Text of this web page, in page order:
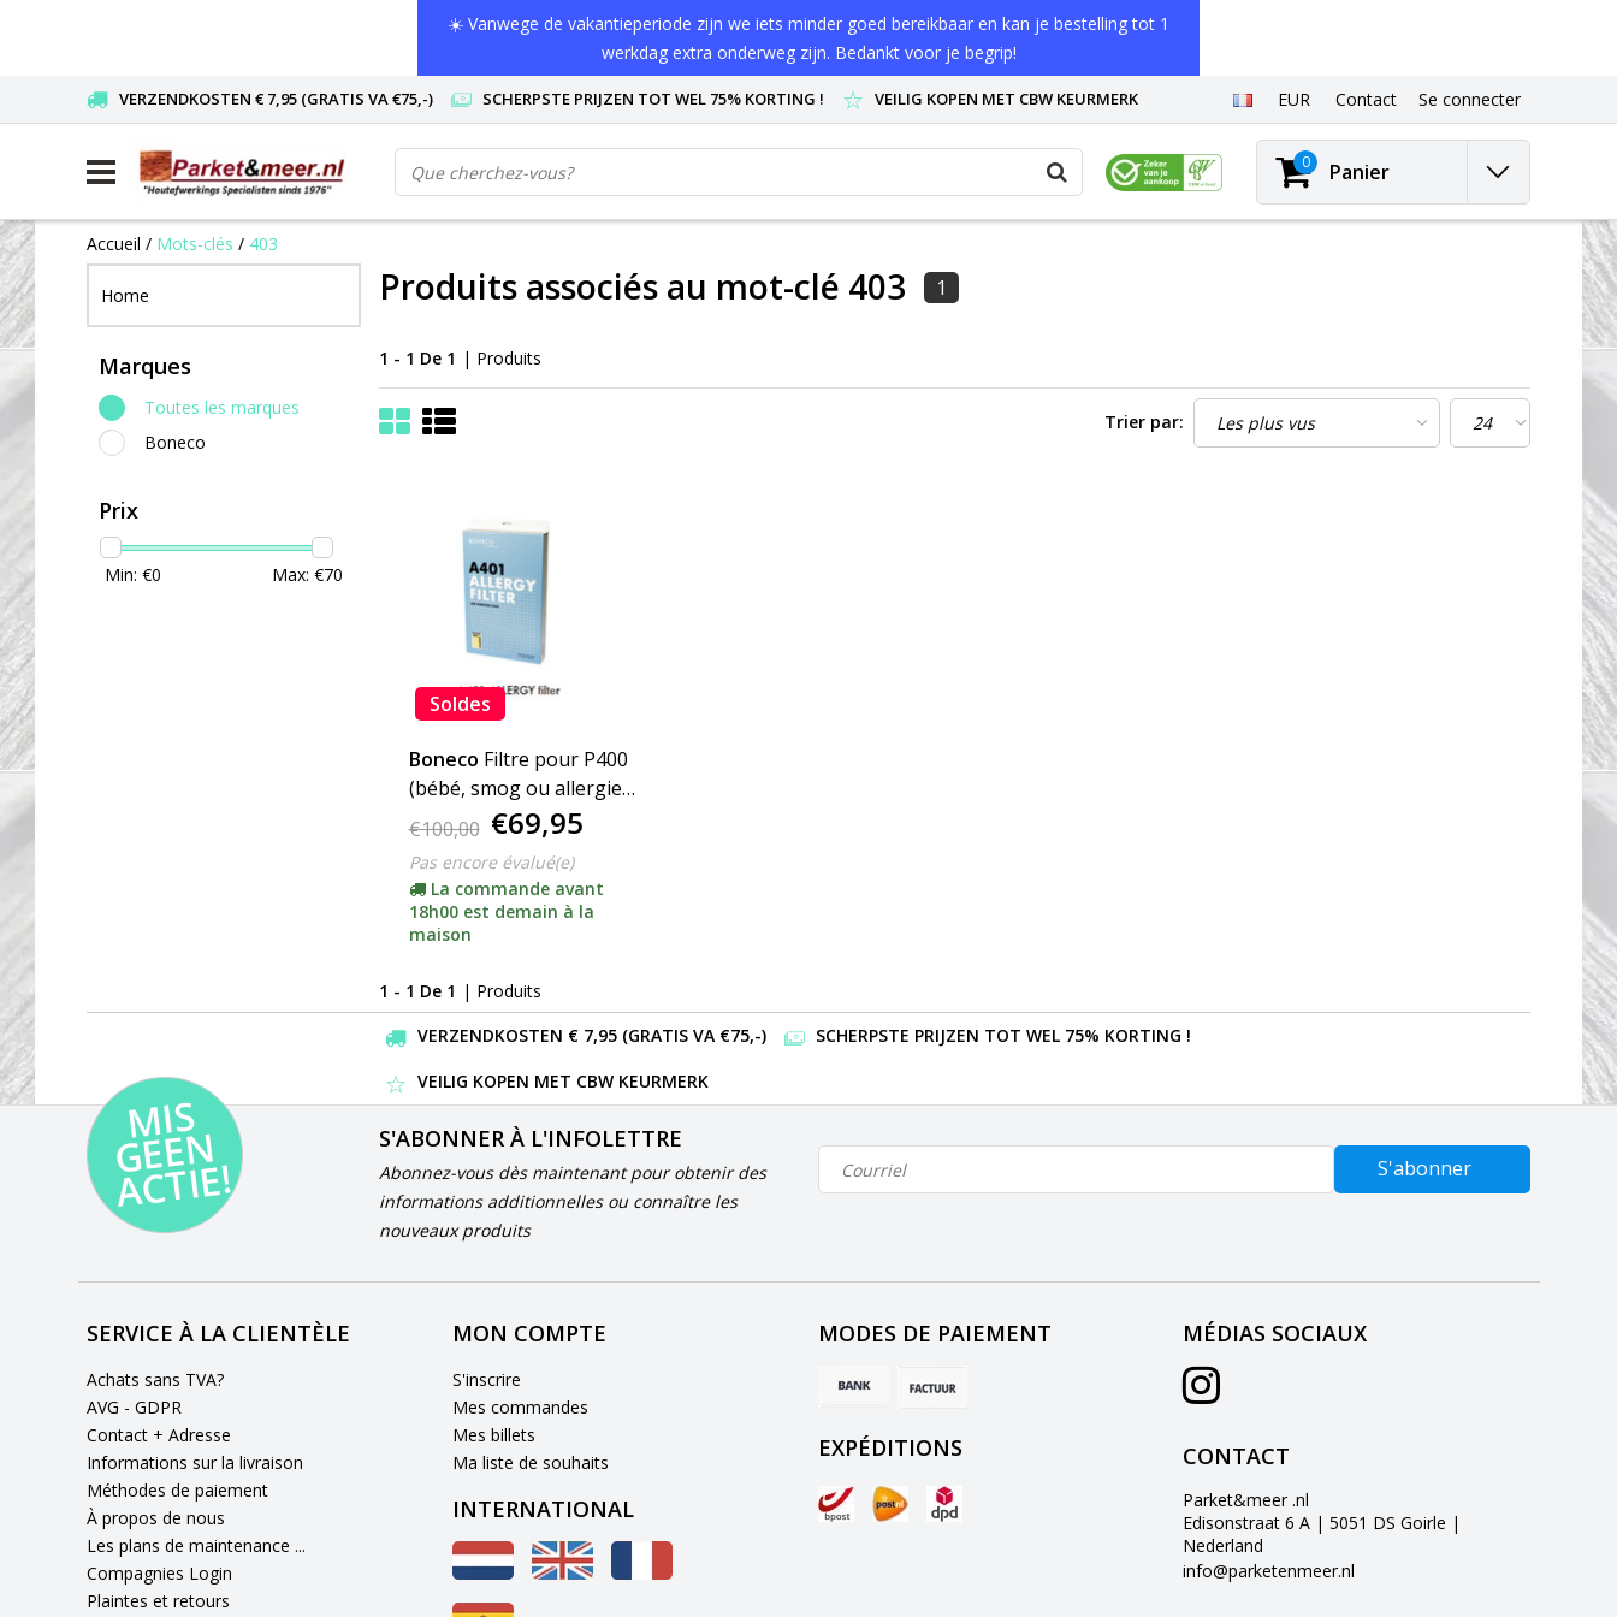
☀️ Vanwege de vakantieperiode zijn we iets minder goed bereikbaar en kan je bestelling tot 1
werkdag extra onderweg zijn. Bedankt voor je begrip!
VERZENDKOSTEN € 7,95 (GRATIS VA €75,-) SCHERPSTE PRIJZEN TOT WEL 75% KORTING ! VEILIG KOPEN MET CBW KEURMERK EUR Contact Se connecter
0 Panier
Accueil / Mots-clés / 403
Home
Marques
Toutes les marques
Boneco
Prix
Min: €0 Max: €70
Produits associés au mot-clé 403 1
1 - 1 De 1 | Produits
Trier par:
Soldes
Boneco Filtre pour P400
(bébé, smog ou allergie
A401, A402 ou A403
cliquez ici)
€100,00 €69,95
Pas encore évalué(e)
La commande avant
18h00 est demain à la
maison
1 - 1 De 1 | Produits
VERZENDKOSTEN € 7,95 (GRATIS VA €75,-)
SCHERPSTE PRIJZEN TOT WEL 75% KORTING !
VEILIG KOPEN MET CBW KEURMERK
MI
S
G
E
E
N
A
C
TI
E!
S'ABONNER À L'INFOLETTRE
Abonnez-vous dès maintenant pour obtenir des
informations additionnelles ou connaître les
nouveaux produits
S'abonner
SERVICE À LA CLIENTÈLE
Achats sans TVA?
AVG - GDPR
Contact + Adresse
Informations sur la livraison
Méthodes de paiement
À propos de nous
Les plans de maintenance ...
Compagnies Login
Plaintes et retours
MON COMPTE
S'inscrire
Mes commandes
Mes billets
Ma liste de souhaits
INTERNATIONAL
MODES DE PAIEMENT
EXPÉDITIONS
MÉDIAS SOCIAUX
CONTACT
Parket&meer .nl
Edisonstraat 6 A | 5051 DS Goirle |
Nederland
info@parketenmeer.nl